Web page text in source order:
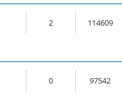
2 114609
0 97542